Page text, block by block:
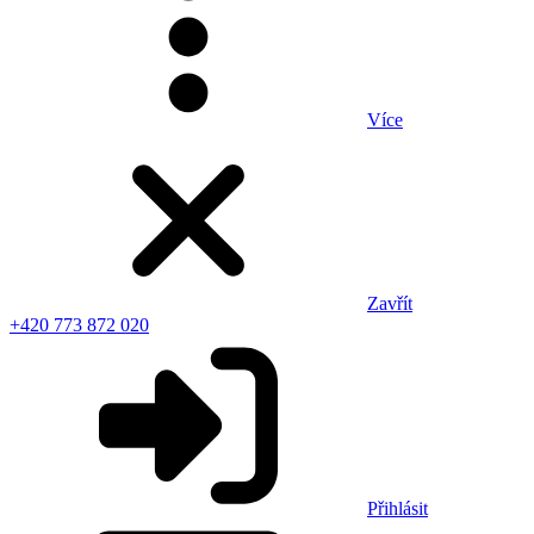
Více
Zavřít
+420 773 872 020
Přihlásit